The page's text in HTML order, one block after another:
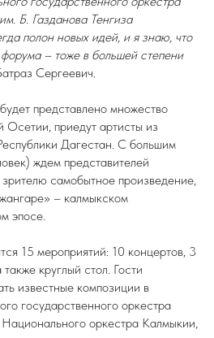
Б. Газданова Тенгиза
полон новых идей, и я знаю, что
– тоже в большей степени
Сергеевич.
представлено множество
Осетии, приедут артисты из
Дагестан. С большим
ждем представителей
самобытное произведение,
– калмыкском
эпосе.
15 мероприятий: 10 концертов, 3
круглый стол. Гости
известные композиции в
государственного оркестра
оркестра Калмыкии,